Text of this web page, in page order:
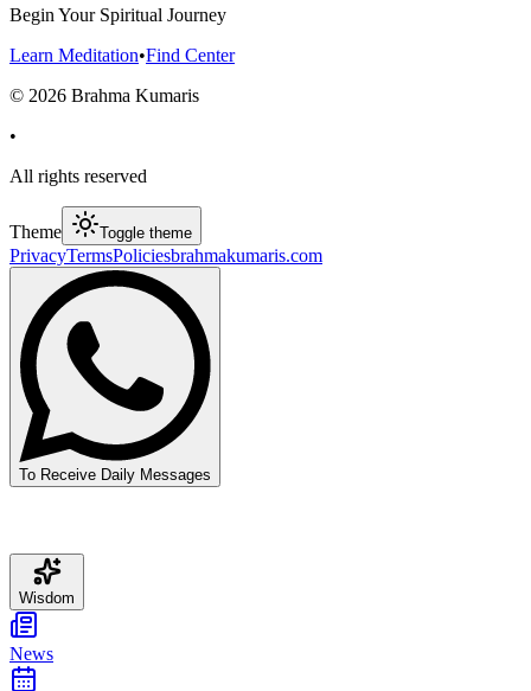
Begin Your Spiritual Journey
Learn Meditation•Find Center
© 2026 Brahma Kumaris
•
All rights reserved
Theme Toggle theme
PrivacyTermsPoliciesbrahmakumaris.com
To Receive Daily Messages
Wisdom
News